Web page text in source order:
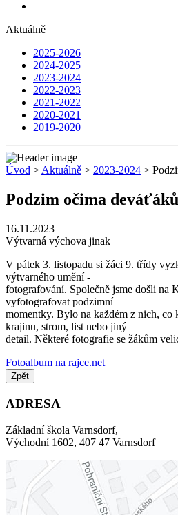
Aktuálně
2025-2026
2024-2025
2023-2024
2022-2023
2021-2022
2020-2021
2019-2020
Úvod > Aktuálně > 2023-2024 >
Podzim očima deváťáků
16.11.2023
Výtvarná výchova jinak
V pátek 3. listopadu si žáci 9. třídy
výtvarného umění -
fotografování. Společně jsme došli na
vyfotografovat podzimní
momentky. Bylo na každém z nich, co
krajinu, strom, list nebo jiný
detail. Některé fotografie se žákům
Fotoalbum na rajce.net
Zpět
ADRESA
Základní škola Varnsdorf,
Východní 1602, 407 47 Varnsdorf